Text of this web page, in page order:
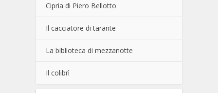
Cipria di Piero Bellotto
Il cacciatore di tarante
La biblioteca di mezzanotte
Il colibrì